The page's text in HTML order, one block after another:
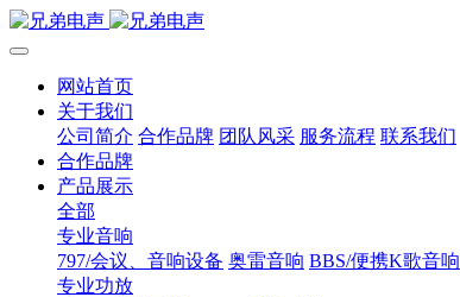
网站首页
关于我们
公司简介 合作品牌 团队风采 服务流程 联系我们
合作品牌
产品展示
全部
专业音响
797/会议、音响设备 奥雷音响 BBS/便携K歌音响
专业功放